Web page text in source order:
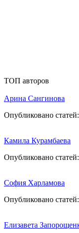
ТОП авторов
Арина Сангинова
Опубликовано статей:
Камила Курамбаева
Опубликовано статей:
София Харламова
Опубликовано статей:
Елизавета